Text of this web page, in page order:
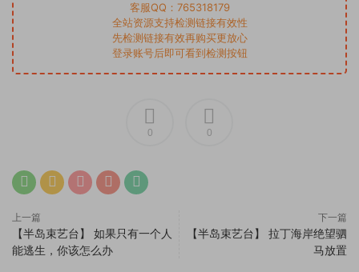
客服QQ：765318179
全站资源支持检测链接有效性
先检测链接有效再购买更放心
登录账号后即可看到检测按钮
0 0
上一篇
【半岛束艺台】 如果只有一个人
能逃生，你该怎么办
下一篇
【半岛束艺台】 拉丁海岸绝望驷
马放置